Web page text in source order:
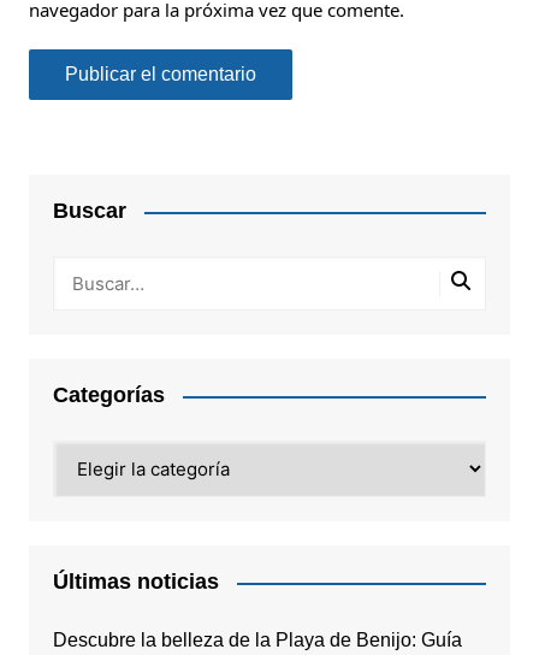
navegador para la próxima vez que comente.
Buscar
Categorías
Últimas noticias
Descubre la belleza de la Playa de Benijo: Guía